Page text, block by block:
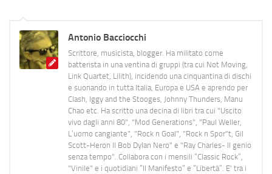
Antonio Bacciocchi
Scrittore, musicista, blogger. Ha militato come
batterista in una ventina di gruppi (tra cui Not Moving,
Link Quartet, Lilith), incidendo una cinquantina di dischi
e suonando in tutta Italia, Europa e USA e aprendo per
Clash, Iggy and the Stooges, Johnny Thunders, Manu
Chao etc. Ha scritto una decina di libri tra cui "Uscito
vivo dagli anni 80", "Mod Generations", "Paul Weller,
L’uomo cangiante", "Rock n Goal", "Rock n Spor"t, Gil
Scott-Heron Il Bob Dylan Nero" e "Ray Charles- Il genio
senza tempo". Collabora con i mensili “Classic Rock”,
"Vinile" e i quotidiani “Il Manifesto” e “Libertà”. E' tra i